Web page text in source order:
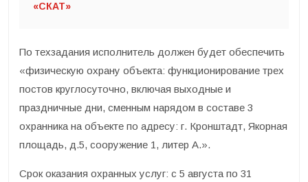
«СКАТ»
По техзадания исполнитель должен будет обеспечить
«физическую охрану объекта: функционирование трех
постов круглосуточно, включая выходные и
праздничные дни, сменным нарядом в составе 3
охранника на объекте по адресу: г. Кронштадт, Якорная
площадь, д.5, сооружение 1, литер А.».
Срок оказания охранных услуг: с 5 августа по 31